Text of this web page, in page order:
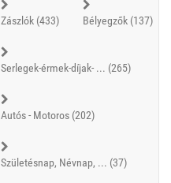
Zászlók (433) Bélyegzők (137)
Serlegek-érmek-díjak- ... (265)
Autós - Motoros (202)
Születésnap, Névnap, ... (37)